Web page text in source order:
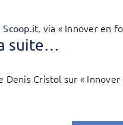
Scoop.it, via « Innover en
suite…
Denis Cristol sur «